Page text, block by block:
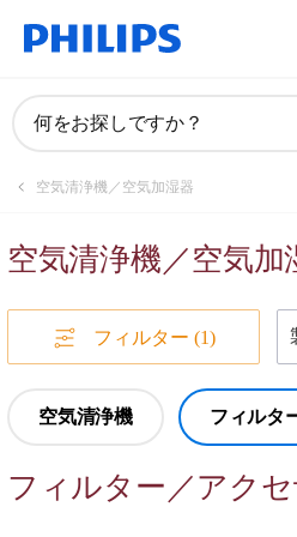
何をお探しですか？
空気清浄機／空気加湿器
空気清浄機／空気加
フィルター (1)
空気清浄機 フィルタ
フィルター／アク